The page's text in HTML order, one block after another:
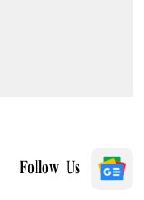
Follow Us